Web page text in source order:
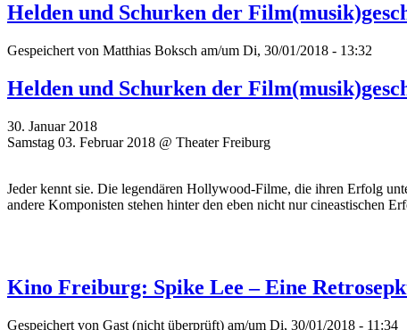
Helden und Schurken der
Gespeichert von Matthias Boksch am/um Di, 30/01/2018 - 13:32
Helden und Schurken der
30. Januar 2018
Samstag 03. Februar 2018 @ Theater Freiburg
Jeder kennt sie. Die legendären Hollywood-Filme, die ihren Erfolg
andere Komponisten stehen hinter den eben nicht nur cineastischen
Kino Freiburg: Spike Lee – Eine
Gespeichert von Gast (nicht überprüft) am/um Di, 30/01/2018 - 11:34